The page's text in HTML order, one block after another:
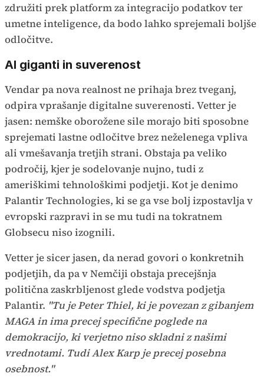
združiti prek platform za integracijo podatkov ter
umetne inteligence, da bodo lahko sprejemali boljše
odločitve.
AI giganti in suverenost
Vendar pa nova realnost ne prihaja brez tveganj,
odpira vprašanje digitalne suverenosti. Vetter je
jasen: nemške oborožene sile morajo biti sposobne
sprejemati lastne odločitve brez neželenega vpliva
ali vmešavanja tretjih strani. Obstaja pa veliko
področij, kjer je sodelovanje nujno, tudi z
ameriškimi tehnološkimi podjetji. Kot je denimo
Palantir Technologies, ki se ga vse bolj izpostavlja v
evropski razpravi in se mu tudi na tokratnem
Globsecu niso izognili.
Vetter je sicer jasen, da nerad govori o konkretnih
podjetjih, da pa v Nemčiji obstaja precejšnja
politična zaskrbljenost glede vodstva podjetja
Palantir. "Tu je Peter Thiel, ki je povezan z gibanjem
MAGA in ima precej specifične poglede na
demokracijo, ki verjetno niso skladni z našimi
vrednotami. Tudi Alex Karp je precej posebna
osebnost."